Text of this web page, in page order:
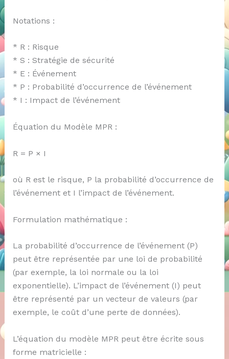
Notations :
* R : Risque
* S : Stratégie de sécurité
* E : Événement
* P : Probabilité d’occurrence de l’événement
* I : Impact de l’événement
Équation du Modèle MPR :
R = P × I
où R est le risque, P la probabilité d’occurrence de
l’événement et I l’impact de l’événement.
Formulation mathématique :
La probabilité d’occurrence de l’événement (P)
peut être représentée par une loi de probabilité
(par exemple, la loi normale ou la loi
exponentielle). L’impact de l’événement (I) peut
être représenté par un vecteur de valeurs (par
exemple, le coût d’une perte de données).
L’équation du modèle MPR peut être écrite sous
forme matricielle :